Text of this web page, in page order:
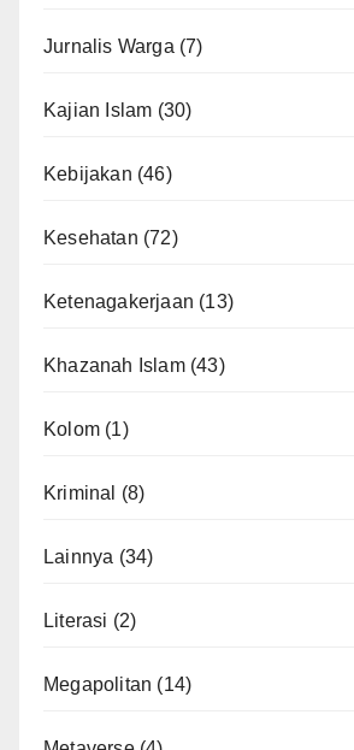
Jurnalis Warga (7)
Kajian Islam (30)
Kebijakan (46)
Kesehatan (72)
Ketenagakerjaan (13)
Khazanah Islam(43)
Kolom (1)
Kriminal (8)
Lainnya (34)
Literasi (2)
Megapolitan (14)